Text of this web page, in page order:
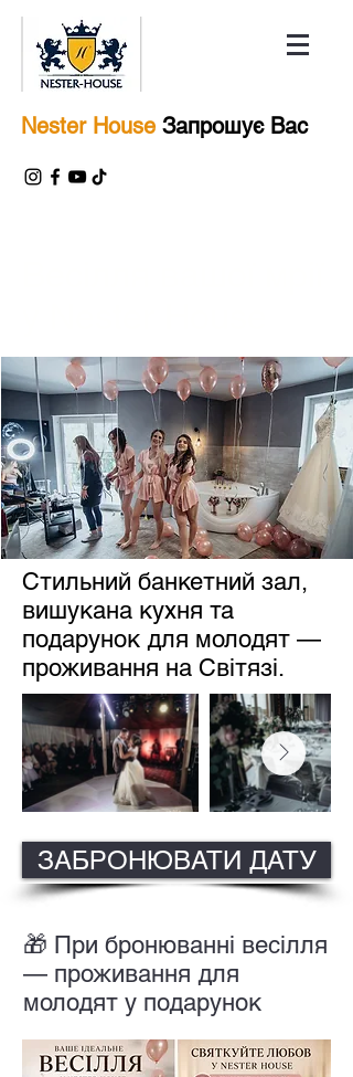
Nester House Запрошує Вас
Стильний банкетний зал,
вишукана кухня та
подарунок для молодят —
проживання на Світязі.
ЗАБРОНЮВАТИ ДАТУ
🎁 При бронюванні весілля
— проживання для
молодят у подарунок